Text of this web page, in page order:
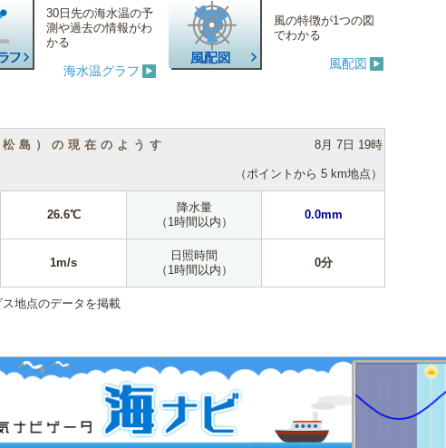
30日先の海水温の予
測や過去の情報がわ
かる
海水温グラフ
風の特徴が1つの図
でわかる
風配図
島）の現在のようす 8月 7日 19時
（ポイントから 5 km地点）
26.6℃
降水量
（1時間以内）
0.0mm
1m/s
日照時間
（1時間以内）
0分
地点のデータを掲載